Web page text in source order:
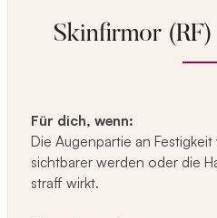
Skinfirmor
Für dich, wenn:
Die Augenpartie an
sichtbarer werden oder die
straff wirkt.